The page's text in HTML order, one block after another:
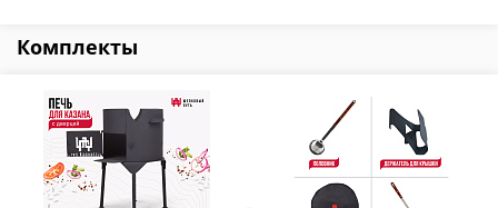
Комплекты